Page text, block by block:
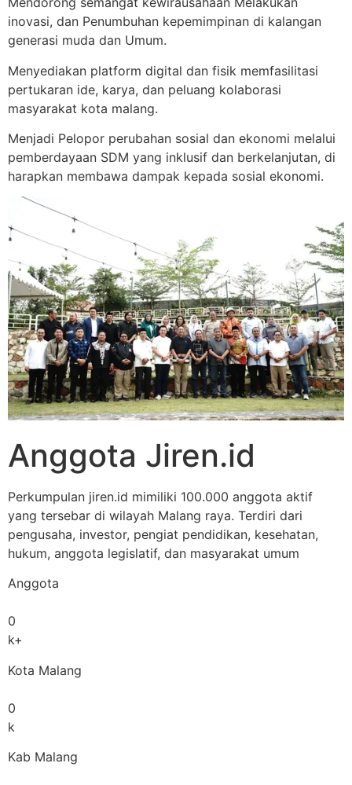
inovasi, dan Penumbuhan kepemimpinan di kalangan
generasi muda dan Umum.
Menyediakan platform digital dan fisik memfasilitasi
pertukaran ide, karya, dan peluang kolaborasi
masyarakat kota malang.
Menjadi Pelopor perubahan sosial dan ekonomi melalui
pemberdayaan SDM yang inklusif dan berkelanjutan, di
harapkan membawa dampak kepada sosial ekonomi.
Anggota Jiren.id
Perkumpulan jiren.id mimiliki 100.000 anggota aktif
yang tersebar di wilayah Malang raya. Terdiri dari
pengusaha, investor, pengiat pendidikan, kesehatan,
hukum, anggota legislatif, dan masyarakat umum
Anggota
0
k+
Kota Malang
0
k
Kab Malang